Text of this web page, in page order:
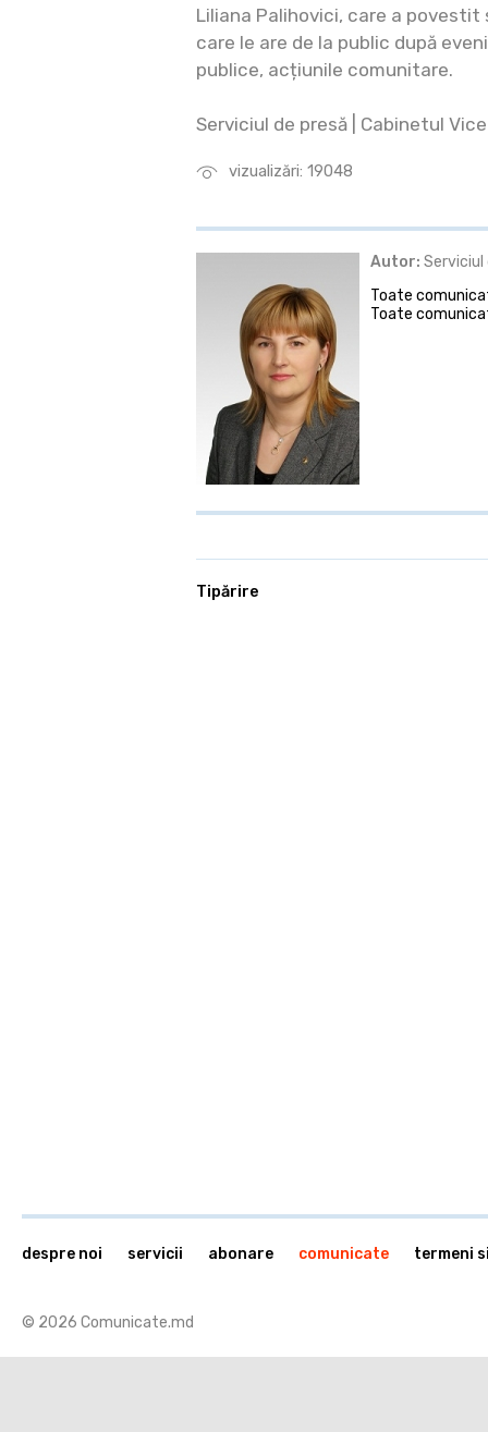
vizualizări: 19048
Liliana Palihovici, care a
care le are de la public după
publice, acțiunile comunitare.
Serviciul de presă | Cabinetul
Autor: Serviciul
Toate
Toate
Tipărire
© 2026 Comunicate.md
despre noi servicii abonare comunicate termeni